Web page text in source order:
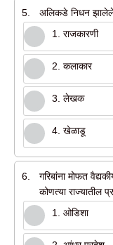
5.
अलिकडे निधन झालेले
1. राजकारणी
2. कलाकार
3. लेखक
4. खेळाडू
6.
गरिबांना मोफत
कोणत्या राज्यातील
1. ओडिशा